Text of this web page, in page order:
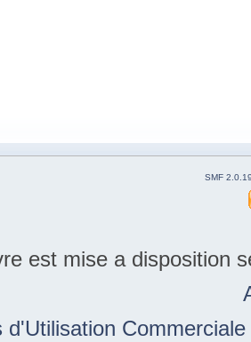
SMF
est mise a disposition
d'Utilisation